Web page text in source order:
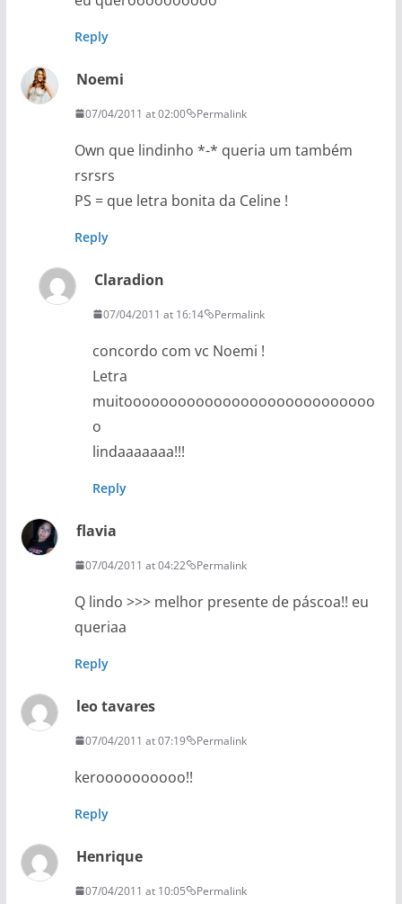
Reply
Noemi
07/04/2011 at 02:00 Permalink
Own que lindinho *-* queria um também
rsrsrs
PS = que letra bonita da Celine !
Reply
Claradion
07/04/2011 at 16:14 Permalink
concordo com vc Noemi !
Letra
muitoooooooooooooooooooooooooooo
o
lindaaaaaaa!!!
Reply
flavia
07/04/2011 at 04:22 Permalink
Q lindo >>> melhor presente de páscoa!! eu
queriaa
Reply
leo tavares
07/04/2011 at 07:19 Permalink
keroooooooooo!!
Reply
Henrique
07/04/2011 at 10:05 Permalink